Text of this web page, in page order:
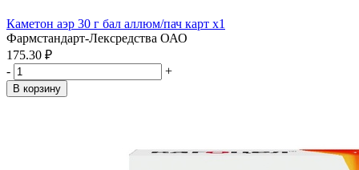
Каметон аэр 30 г бал аллюм/пач карт x1
Фармстандарт-Лексредства ОАО
175.30 ₽
-
+
В корзину